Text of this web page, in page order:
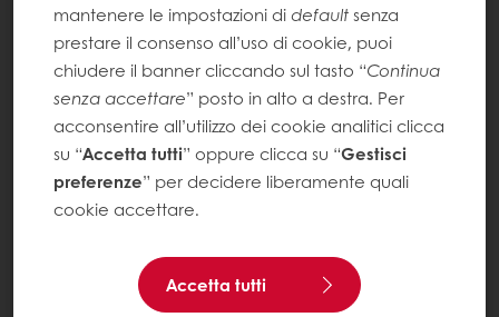
mantenere le impostazioni didefaultsenza
prestare il consenso all’uso di cookie, puoi
chiudere il banner cliccando sul tasto “Continua
senza accettare” posto in alto a destra. Per
acconsentire all’utilizzo dei cookie analitici clicca
su “Accetta tutti” oppure clicca su “Gestisci
preferenze” per decidere liberamente quali
cookie accettare.
Accetta tutti